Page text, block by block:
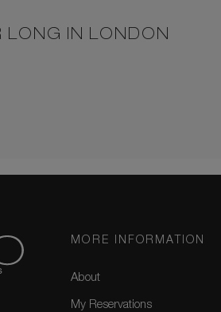
LONG IN LONDON
MORE INFORMATION
About
My Reservations